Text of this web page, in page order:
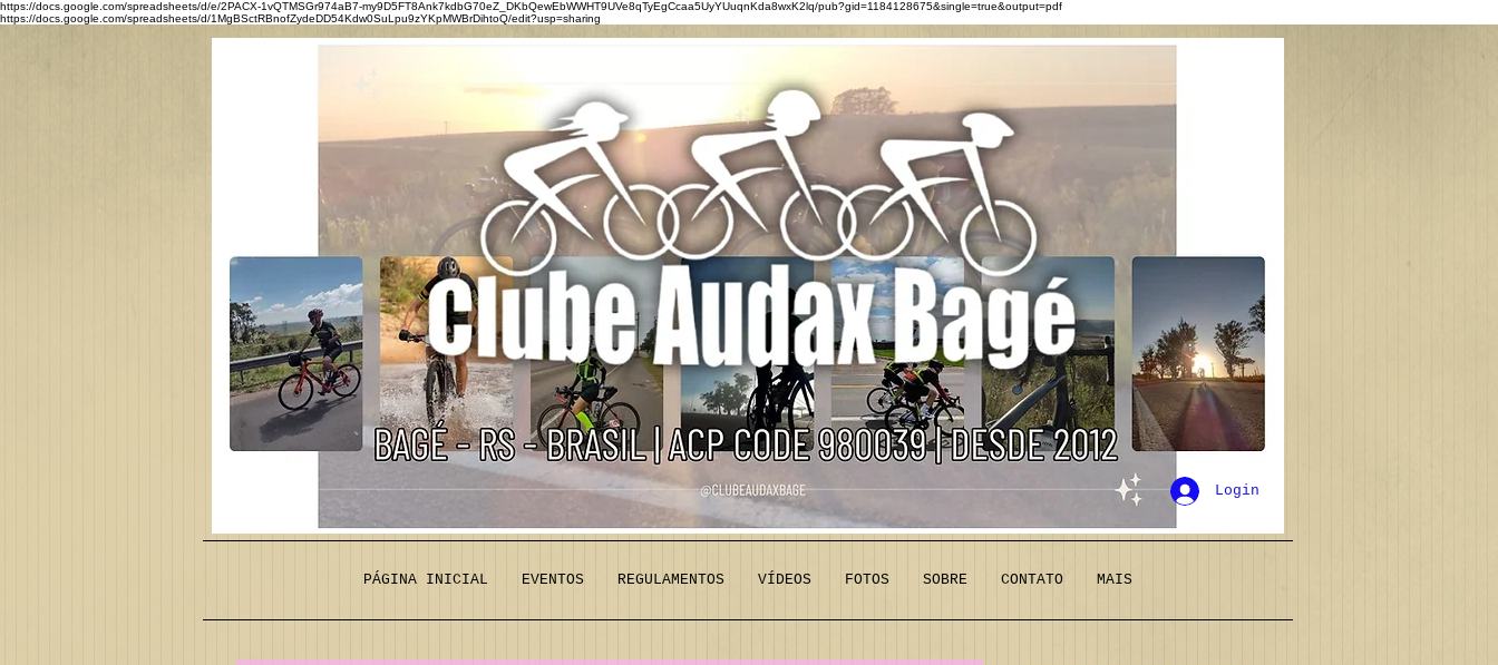
https://docs.google.com/spreadsheets/d/e/2PACX-1vQTMSGr974aB7-my9D5FT8Ank7kdbG70eZ_DKbQewEbWWHT9UVe8qTyEgCcaa5UyYUuqnKda8wxK2lq/pub?gid=1184128675&single=true&output=pdf
https://docs.google.com/spreadsheets/d/1MgBSctRBnofZydeDD54Kdw0SuLpu9zYKpMWBrDihtoQ/edit?usp=sharing
Login
PÁGINA INICIAL EVENTOS REGULAMENTOS VÍDEOS FOTOS SOBRE CONTATO MAIS